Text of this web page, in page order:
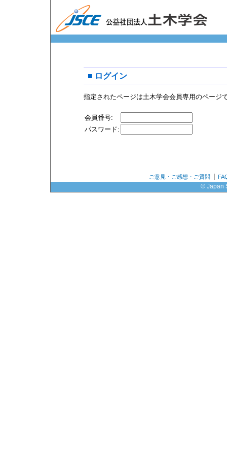
■ ログイン
指定されたページは土木学会会員専用のページ
会員番号:
パスワード:
ご意見・ご感想・ご質問
© Japan